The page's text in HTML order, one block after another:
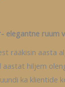
elegantne ruum
rääkisin aasta
aastat hiljem
ka klientide